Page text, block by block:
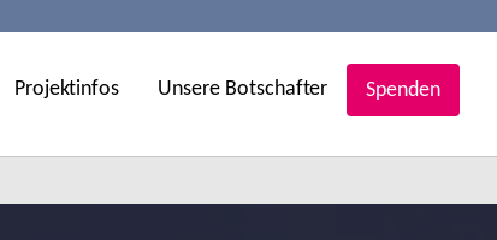
Projektinfos Unsere Botschafter Spenden